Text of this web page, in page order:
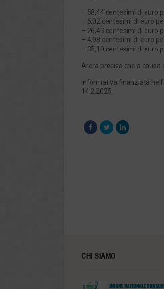
– 58,44 centesimi di euro
– 6,02 centesimi di euro
– 26,43 centesimi di euro
– 4,98 centesimi di euro
– 35,10 centesimi di euro
Arera precisa che a causa
Informativa finanziata
14.2.2025.
CHI SIAMO